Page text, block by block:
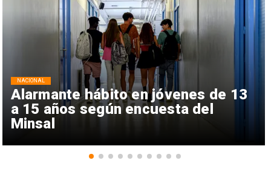
Alarmante hábito en jóvenes de 13
a 15 años según encuesta del
Minsal
NACIONAL